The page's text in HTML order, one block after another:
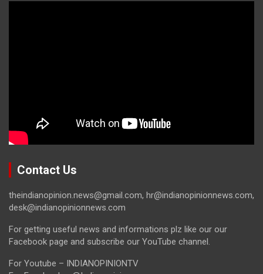
Contact Us
theindianopinion.news@gmail.com, hr@indianopinionnews.com,
desk@indianopinionnews.com
For getting useful news and informations plz like our our
Facebook page and subscribe our YouTube channel.
For Youtube – INDIANOPINIONTV